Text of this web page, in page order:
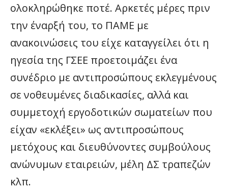
ολοκληρώθηκε ποτέ. Αρκετές μέρες πριν
την έναρξή του, το ΠΑΜΕ με
ανακοινώσεις του είχε καταγγείλει ότι η
ηγεσία της ΓΣΕΕ προετοιμάζει ένα
συνέδριο με αντιπροσώπους εκλεγμένους
σε νοθευμένες διαδικασίες, αλλά και
συμμετοχή εργοδοτικών σωματείων που
είχαν «εκλέξει» ως αντιπροσώπους
μετόχους και διευθύνοντες συμβούλους
ανώνυμων εταιρειών, μέλη ΔΣ τραπεζών
κλπ.